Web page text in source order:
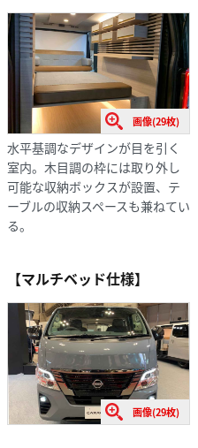
画像(29枚)
水平基調なデザインが目を引く
室内。木目調の枠には取り外し
可能な収納ボックスが設置、テ
ーブルの収納スペースも兼ねてい
る。
【マルチベッド仕様】
画像(29枚)